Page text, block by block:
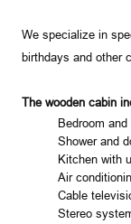
We specialize in
birthdays and other
The wooden cabin
Bedroom
Shower and
Kitchen with
Air
Cable
Stereo